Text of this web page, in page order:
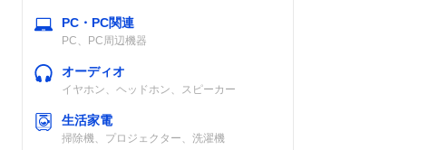
PC・PC関連
PC、PC周辺機器
オーディオ
イヤホン、ヘッドホン、スピーカー
生活家電
掃除機、プロジェクター、洗濯機